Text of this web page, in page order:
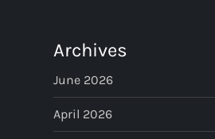
t
s
p
Archives
June 2026
April 2026